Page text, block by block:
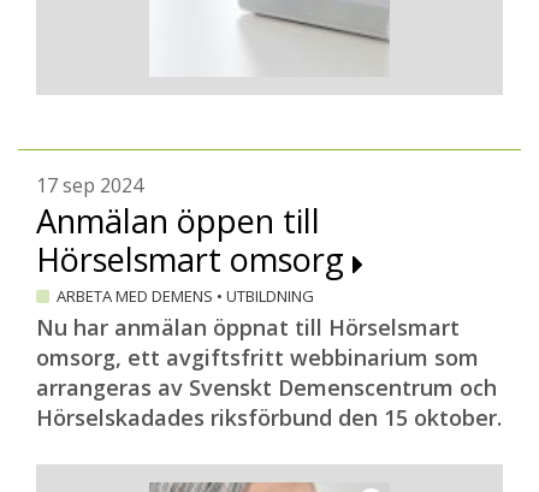
17 sep 2024
Anmälan öppen till
Hörselsmart omsorg
ARBETA MED DEMENS • UTBILDNING
Nu har anmälan öppnat till Hörselsmart
omsorg, ett avgiftsfritt webbinarium som
arrangeras av Svenskt Demenscentrum och
Hörselskadades riksförbund den 15 oktober.